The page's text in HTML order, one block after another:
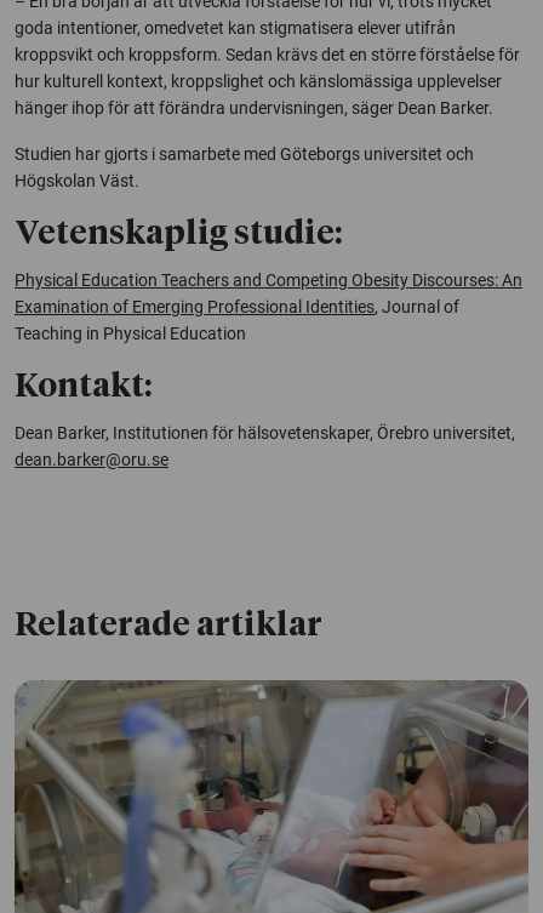
goda intentioner, omedvetet kan stigmatisera elever utifrån
kroppsvikt och kroppsform. Sedan krävs det en större förståelse för
hur kulturell kontext, kroppslighet och känslomässiga upplevelser
hänger ihop för att förändra undervisningen, säger Dean Barker.
Studien har gjorts i samarbete med Göteborgs universitet och
Högskolan Väst.
Vetenskaplig studie:
Physical Education Teachers and Competing Obesity Discourses: An
Examination of Emerging Professional Identities, Journal of
Teaching in Physical Education
Kontakt:
Dean Barker, Institutionen för hälsovetenskaper, Örebro universitet,
dean.barker@oru.se
Relaterade artiklar